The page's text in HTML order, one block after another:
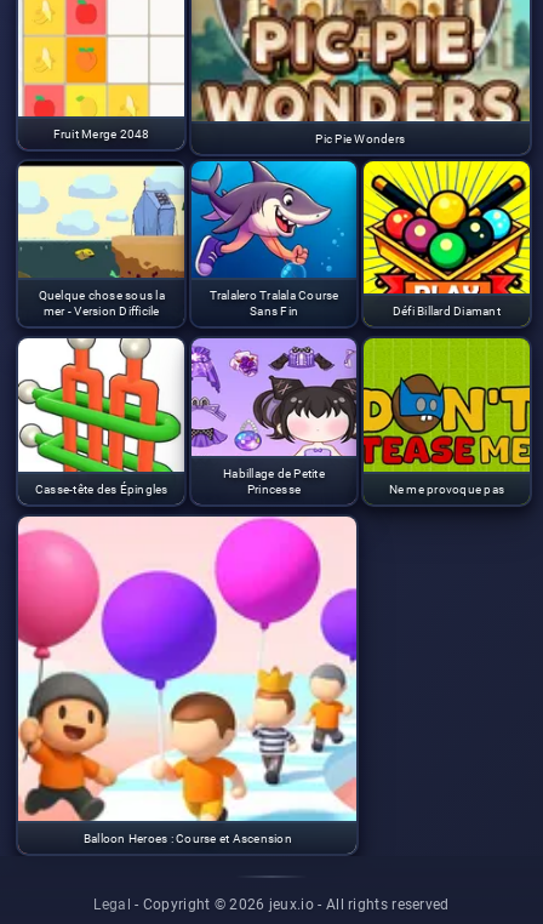
Pic Pie Wonders
Fruit Merge 2048
Quelque chose sous la
mer - Version Difficile
Tralalero Tralala Course
Sans Fin
Défi Billard Diamant
Casse-tête des Épingles
Habillage de Petite
Princesse
Ne me provoque pas
Balloon Heroes : Course et Ascension
Legal - Copyright © 2026 jeux.io - All rights reserved